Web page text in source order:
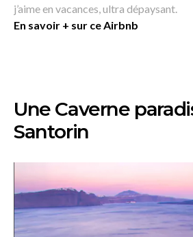
j’aime en vacances, ultra dépaysant.
En savoir + sur ce Airbnb
Une Caverne
Santorin